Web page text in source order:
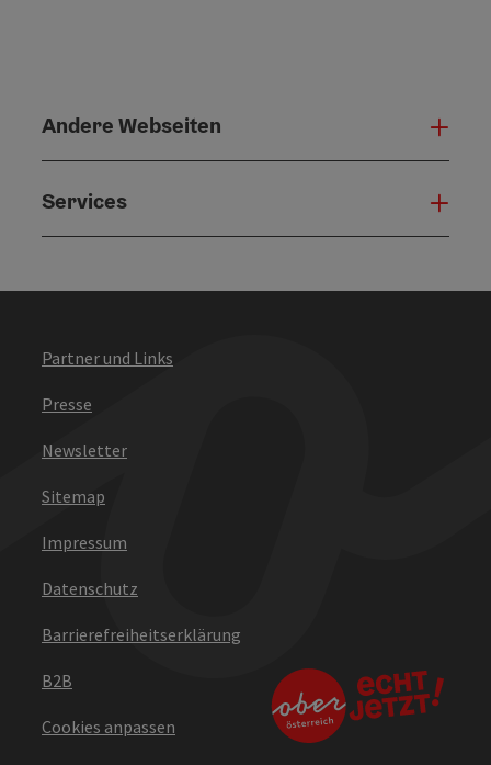
Andere Webseiten
Services
Partner und Links
Presse
Newsletter
Sitemap
Impressum
Datenschutz
Barrierefreiheitserklärung
B2B
Cookies anpassen